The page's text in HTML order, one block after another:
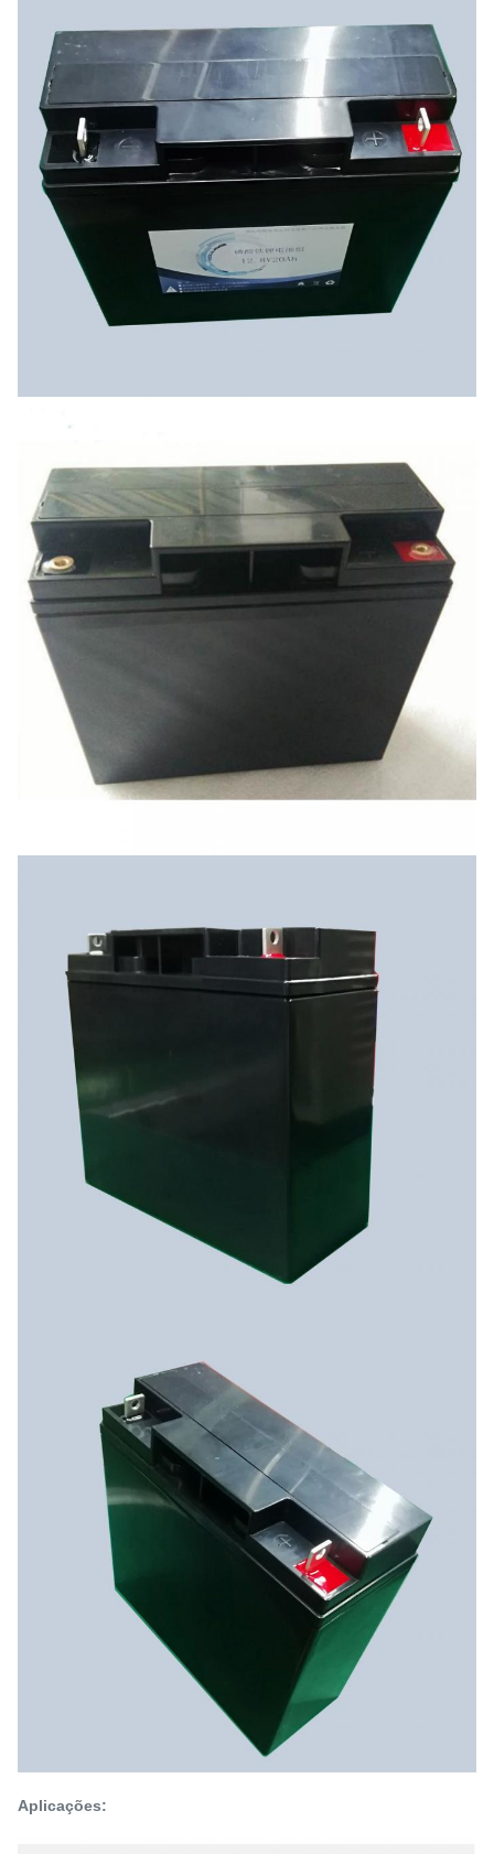
Aplicações: